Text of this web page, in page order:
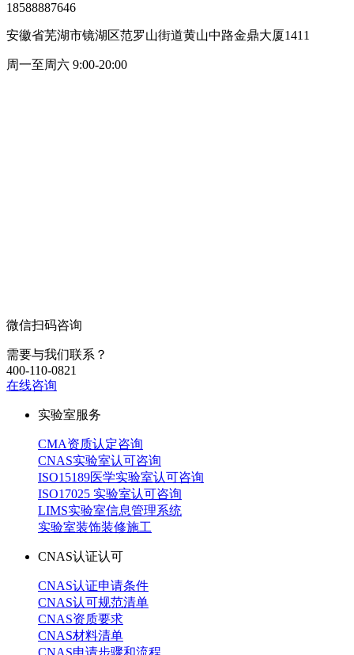
18588887646
安徽省芜湖市镜湖区范罗山街道黄山中路金鼎大厦1411
周一至周六 9:00-20:00
微信扫码咨询
需要与我们联系？
400-110-0821
在线咨询
实验室服务
CMA资质认定咨询
CNAS实验室认可咨询
ISO15189医学实验室认可咨询
ISO17025 实验室认可咨询
LIMS实验室信息管理系统
实验室装饰装修施工
CNAS认证认可
CNAS认证申请条件
CNAS认可规范清单
CNAS资质要求
CNAS材料清单